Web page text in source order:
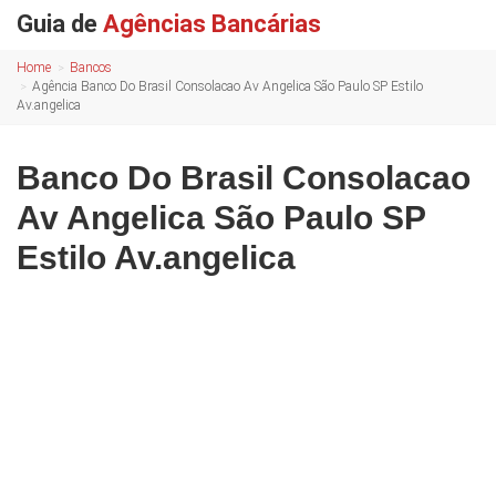
Guia de Agências Bancárias
Home
Bancos
Agência Banco Do Brasil Consolacao Av Angelica São Paulo SP Estilo
Av.angelica
Banco Do Brasil Consolacao
Av Angelica São Paulo SP
Estilo Av.angelica